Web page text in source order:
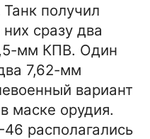
получил
сразу два
мм КПВ. Один
7,62-мм
вариант
маске орудия.
располагались